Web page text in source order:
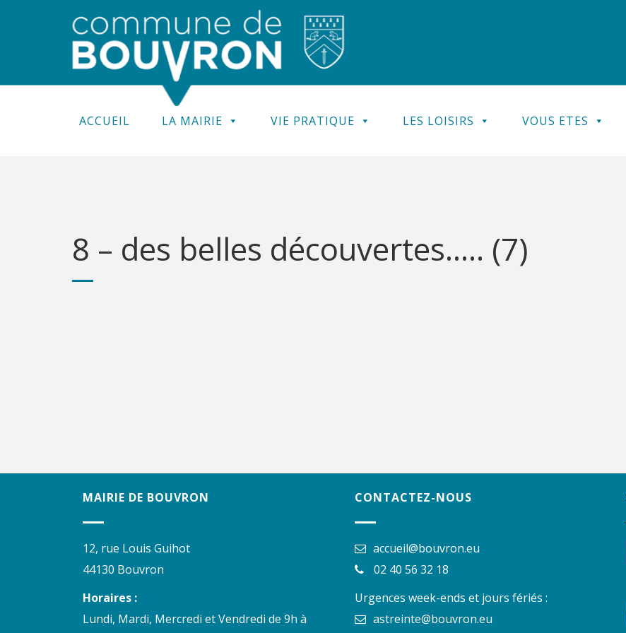
ACCUEIL LA MAIRIE VIE PRATIQUE LES LOISIRS VOUS ETES
8 – des belles découvertes….. (7)
MAIRIE DE BOUVRON
12, rue Louis Guihot
44130 Bouvron
Horaires :
Lundi, Mardi, Mercredi et Vendredi de 9h à
CONTACTEZ-NOUS
accueil@bouvron.eu
02 40 56 32 18
Urgences week-ends et jours fériés :
astreinte@bouvron.eu